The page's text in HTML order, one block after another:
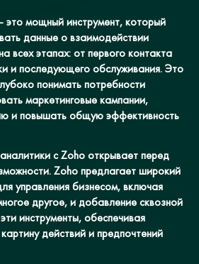
это мощный инструмент, который
данные о взаимодействии
всех этапах: от первого контакта
и последующего обслуживания. Это
понимать потребности
маркетинговые кампании,
и повышать общую эффективность
с Zoho открывает перед
Zoho предлагает широкий
управления бизнесом, включая
другое, и добавление сквозной
инструменты, обеспечивая
действий и предпочтений